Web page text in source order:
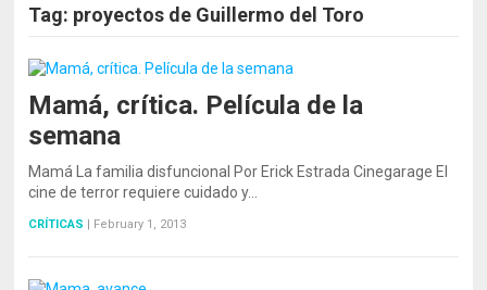
Tag: proyectos de Guillermo del Toro
Mamá, crítica. Película de la
semana
Mamá La familia disfuncional Por Erick Estrada Cinegarage El
cine de terror requiere cuidado y…
CRÍTICAS | February 1, 2013